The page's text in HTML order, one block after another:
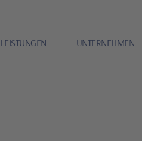
LEISTUNGEN UNTERNEHMEN